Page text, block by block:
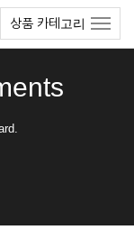
상품 카테고리